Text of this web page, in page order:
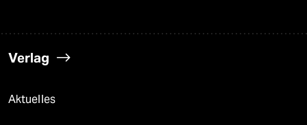
Verlag
Aktuelles